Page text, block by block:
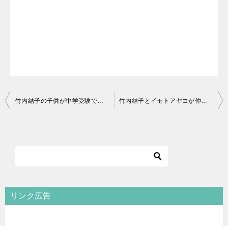
投
シ
竹内結子の子供が中学受験で合格した学校は？青山学院で現在は15歳か 竹内結子とイモトアヤコが仲良しすぎた【画像】きっかけや２人の関係も
リンク広告